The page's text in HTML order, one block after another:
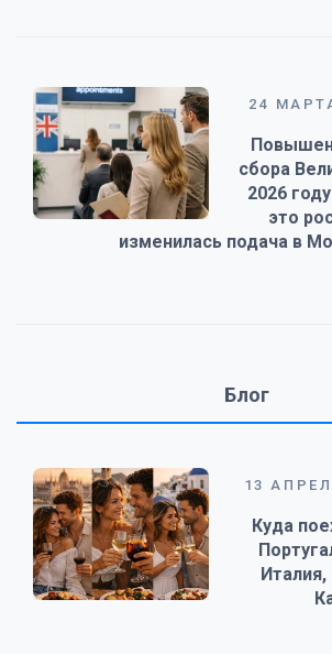
24
сбора
2026
это
изменилась подача в
Блог
13
Куда